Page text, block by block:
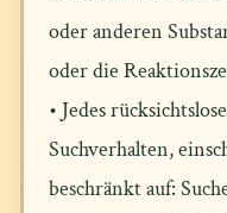
oder anderen
oder die
• Jedes
Suchverhalten,
beschränkt auf: